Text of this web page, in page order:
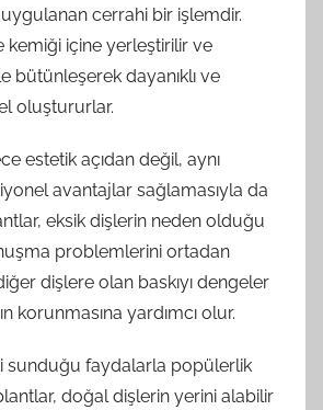
cerrahi bir işlemdir.
kemiği içine yerleştirilir ve
bütünleşerek dayanıklı ve
oluştururlar.
estetik açıdan değil, aynı
avantajlar sağlamasıyla da
eksik dişlerin neden olduğu
problemlerini ortadan
diğer dişlere olan baskıyı dengeler
korunmasına yardımcı olur.
sunduğu faydalarla popülerlik
doğal dişlerin yerini alabilir